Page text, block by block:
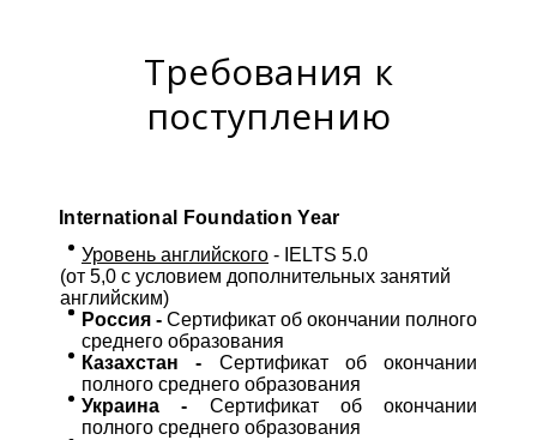
Требования к
поступлению
International Foundation Year
Уровень английского - IELTS 5.0
(от 5,0 с условием дополнительных занятий
английским)
Россия - Сертификат об окончании полного
среднего образования
Казахстан - Сертификат об окончании
полного среднего образования
Украина - Сертификат об окончании
полного среднего образования